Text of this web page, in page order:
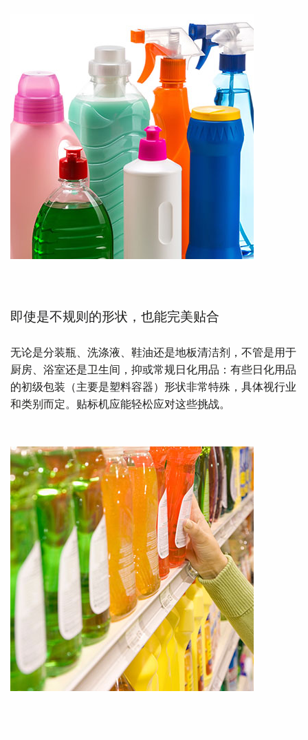
即使是不规则的形状，也能完美贴合
无论是分装瓶、洗涤液、鞋油还是地板清洁剂，不管是用于
厨房、浴室还是卫生间，抑或常规日化用品：有些日化用品
的初级包装（主要是塑料容器）形状非常特殊，具体视行业
和类别而定。贴标机应能轻松应对这些挑战。